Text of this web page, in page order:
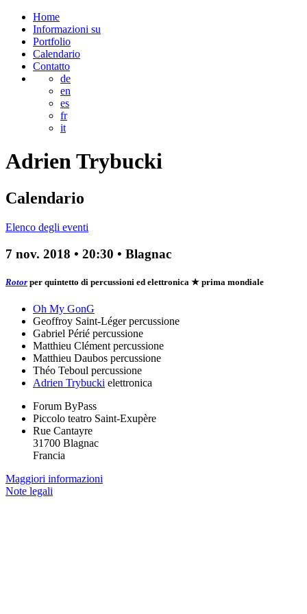
Home
Informazioni su
Portfolio
Calendario
Contatto
de
en
es
fr
it
AdrienTrybucki
Calendario
Elenco degli eventi
7 nov. 2018 • 20:30 • Blagnac
Rotor per quintetto di percussioni ed elettronica ★ prima mondiale
Oh My GonG
Geoffroy Saint-Légerpercussione
Gabriel Périé percussione
Matthieu Clément percussione
Matthieu Daubos percussione
Théo Teboul percussione
Adrien Trybucki elettronica
Forum ByPass
Piccolo teatro Saint-Exupère
Rue Cantayre
31700 Blagnac
Francia
Maggiori informazioni
Note legali